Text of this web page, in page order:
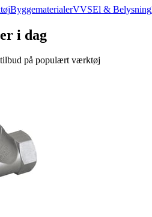
ByggematerialerVVSEl & Belysning
i dag
tilbud på populært værktøj